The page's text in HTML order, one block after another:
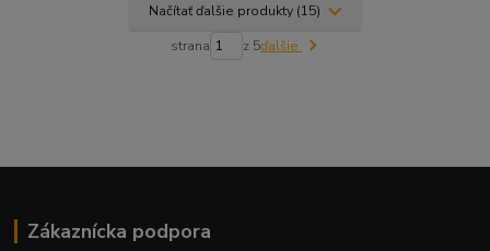
Načítať ďalšie produkty (15)
strana z 5ďalšie
Zákaznícka podpora